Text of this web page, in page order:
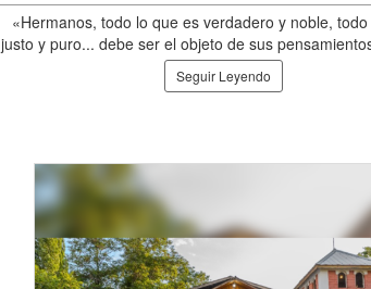
«Hermanos, todo lo que es verdadero y noble,
justo y puro... debe ser el objeto de sus
Seguir Leyendo